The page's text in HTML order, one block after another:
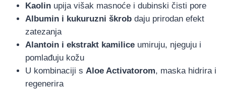
Kaolin upija višak masnoće i dubinski čisti pore
Albumin i kukuruzni škrob daju prirodan efekt
zatezanja
Alantoin i ekstrakt kamilice umiruju, njeguju i
pomlađuju kožu
U kombinaciji s Aloe Activatorom, maska hidrira i
regenerira